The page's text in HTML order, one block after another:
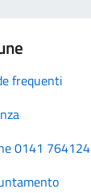
frequenti
0141 764124